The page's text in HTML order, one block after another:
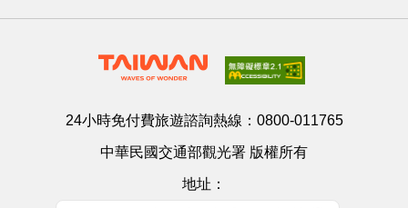
24小時免付費旅遊諮詢熱線： 0800-011765
中華民國交通部觀光署 版權所有
地址：